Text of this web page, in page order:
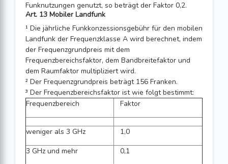
Funknutzungen genutzt, so beträgt der Fak­tor 0,2.
Art. 13 Mobiler Landfunk
¹ Die jährliche Funkkonzessionsgebühr für den mobilen
Landfunk der Frequenzklasse A wird berechnet, indem
der Frequenzgrundpreis mit dem
Frequenzbereichsfaktor, dem Bandbreitefaktor und
dem Raumfaktor multipliziert wird.
² Der Frequenzgrundpreis beträgt 156 Franken.
³ Der Frequenzbereichsfaktor ist wie folgt bestimmt:
Frequenzbereich
Faktor
weniger als 3 GHz
1,0
3 GHz und mehr
0,1